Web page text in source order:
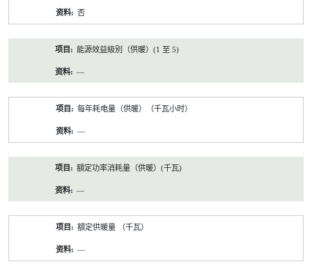
否
能源效益級別（供暖）(1 至 5)
—
每年耗电量（供暖）（千瓦小时）
—
額定功率消耗量（供暖）(千瓦)
—
額定供暖量 （千瓦）
—